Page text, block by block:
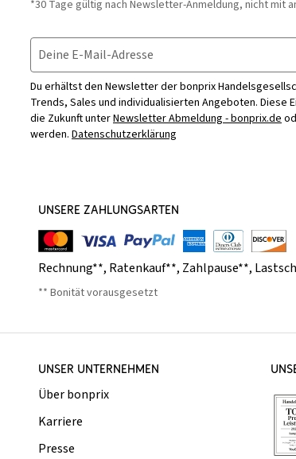
*30 Tage gültig nach Newsletter-Anmeldung, nicht mit
Deine E-Mail-Adresse
Du erhältst den Newsletter der bonprix
Trends, Sales und individualisierten Angeboten. Diese
die Zukunft unterNewsletter Abmeldung - bonprix.de
werden. Datenschutzerklärung
UNSERE ZAHLUNGSARTEN
Rechnung**, Ratenkauf**, Zahlpause**,
** Bonität vorausgesetzt
UNSER UNTERNEHMEN
Über bonprix
Karriere
Presse